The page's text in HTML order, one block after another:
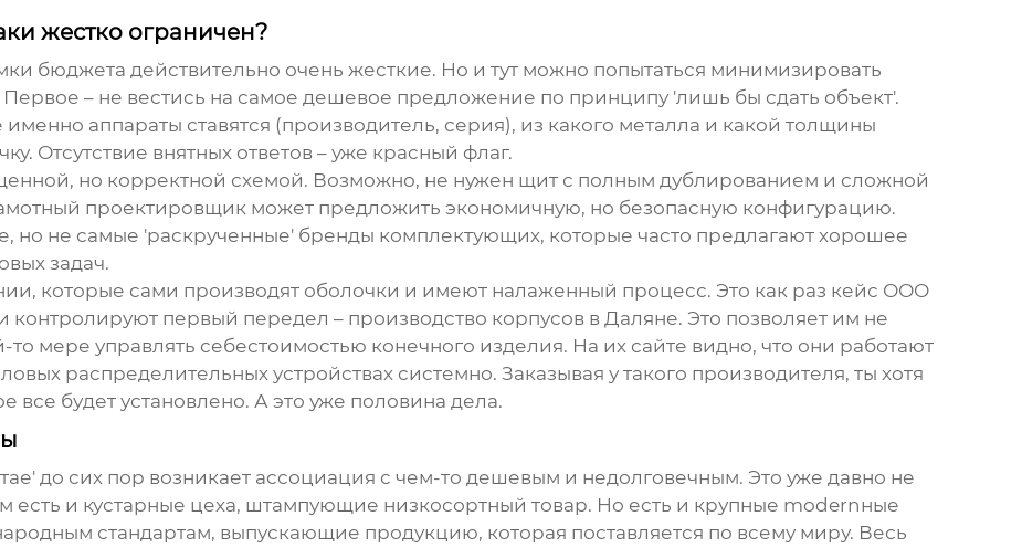
жестко ограничен?
бюджета действительно очень жесткие. Но и тут можно попытаться минимизировать
– не вестись на самое дешевое предложение по принципу 'лишь бы сдать объект'.
аппараты ставятся (производитель, серия), из какого металла и какой толщины
Отсутствие внятных ответов – уже красный флаг.
но корректной схемой. Возможно, не нужен щит с полным дублированием и сложной
проектировщик может предложить экономичную, но безопасную конфигурацию.
но не самые 'раскрученные' бренды комплектующих, которые часто предлагают хорошее
задач.
которые сами производят оболочки и имеют налаженный процесс. Это как раз кейс ООО
контролируют первый передел – производство корпусов в Даляне. Это позволяет им не
мере управлять себестоимостью конечного изделия. На их сайте видно, что они работают
распределительных устройствах системно. Заказывая у такого производителя, ты хотя
все будет установлено. А это уже половина дела.
до сих пор возникает ассоциация с чем-то дешевым и недолговечным. Это уже давно не
есть и кустарные цеха, штампующие низкосортный товар. Но есть и крупные modernные
стандартам, выпускающие продукцию, которая поставляется по всему миру. Весь